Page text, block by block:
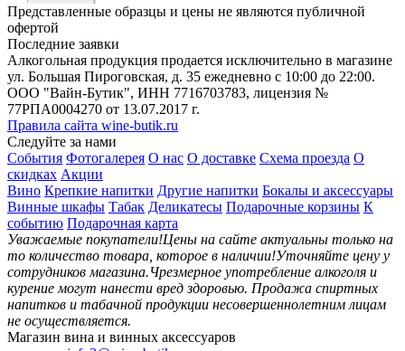
В корзину
Представленные образцы и цены не являются публичной
офертой
Последние заявки
Алкогольная продукция продается исключительно в магазине
ул. Большая Пироговская, д. 35 ежедневно с 10:00 до 22:00.
ООО "Вайн-Бутик", ИНН 7716703783, лицензия №
77РПА0004270 от 13.07.2017 г.
Правила сайта wine-butik.ru
Следуйте за нами
События Фотогалерея О нас О доставке Схема проезда О
скидках Акции
Вино Крепкие напитки Другие напитки Бокалы и аксессуары
Винные шкафы Табак Деликатесы Подарочные корзины К
событию Подарочная карта
Уважаемые покупатели!Цены на сайте актуальны только на
то количество товара, которое в наличии!Уточняйте цену у
сотрудников магазина.Чрезмерное употребление алкоголя и
курение могут нанести вред здоровью. Продажа спиртных
напитков и табачной продукции несовершеннолетним лицам
не осуществляется.
Магазин вина и винных аксессуаров